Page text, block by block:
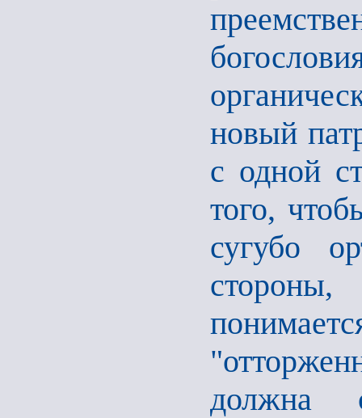
новый
с одной
того,
сугубо
должна